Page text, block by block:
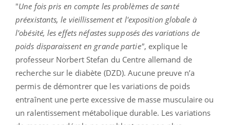
"Une fois pris en compte les problèmes de santé
préexistants, le vieillissement et l'exposition globale à
l'obésité, les effets néfastes supposés des variations de
poids disparaissent en grande partie", explique le
professeur Norbert Stefan du Centre allemand de
recherche sur le diabète (DZD). Aucune preuve n’a
permis de démontrer que les variations de poids
entraînent une perte excessive de masse musculaire ou
un ralentissement métabolique durable. Les variations